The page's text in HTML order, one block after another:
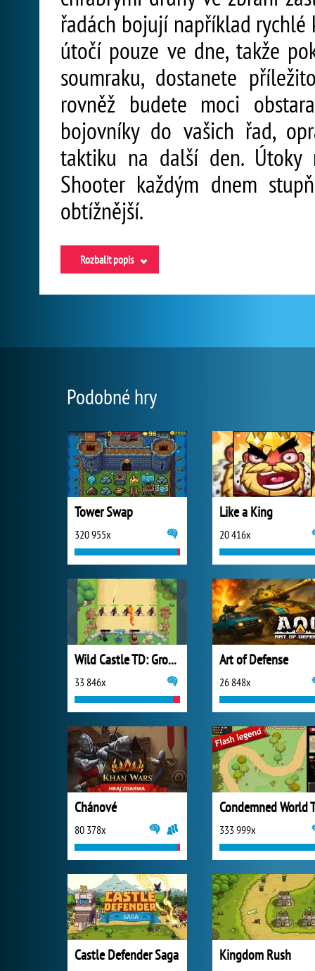
řadách bojují například rychlé
útočí pouze ve dne, takže
soumraku, dostanete
rovněž budete moci
bojovníky do vašich řad,
taktiku na další den. Útoky
Shooter každým dnem
obtížnější.
Rozbalit popis
Podobné hry
Tower Swap
320 955x
Like a King
20 416x
Wild Castle TD: Grow Empire
33 846x
Art of Defense
26 848x
Chánové
80 378x
Condemned World
333 999x
Castle Defender Saga Kingdom Rush